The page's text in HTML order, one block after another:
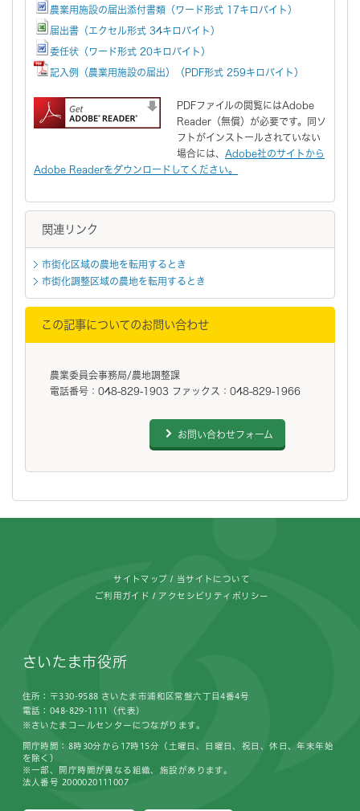
農業用施設の届出添付書類（ワード形式 17キロバイト）
届出書（エクセル形式 34キロバイト）
委任状（ワード形式 20キロバイト）
記入例（農業用施設の届出）（PDF形式 259キロバイト）
PDFファイルの閲覧にはAdobe
Reader（無償）が必要です。同ソ
フトがインストールされていない
場合には、 Adobe社のサイトから
Adobe Readerをダウンロードしてください。
関連リンク
市街化区域の農地を転用するとき
市街化調整区域の農地を転用するとき
この記事についてのお問い合わせ
農業委員会事務局/農地調整課
電話番号：048-829-1903 ファックス：048-829-1966
お問い合わせフォーム
サイトマップ 当サイトについて
ご利用ガイド アクセシビリティポリシー
さいたま市役所
住所：〒330-9588 さいたま市浦和区常盤六丁目4番4号
電話：048-829-1111（代表）
※さいたまコールセンターにつながります。
開庁時間：8時30分から17時15分（土曜日、日曜日、祝日、休日、年末年始
を除く）
※一部、開庁時間が異なる組織、施設があります。
法人番号 2000020111007